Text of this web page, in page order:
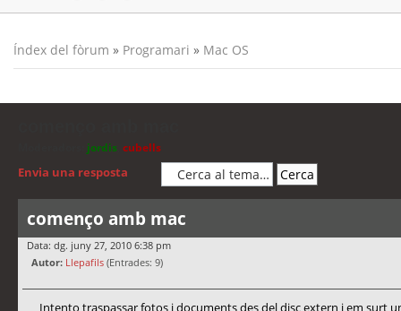
Índex del fòrum » Programari » Mac OS
jordis cubells
Envia una resposta
començo amb mac
Data: dg. juny 27, 2010 6:38 pm
Autor: Llepafils (Entrades: 9)
Intento traspassar fotos i documents des del disc extern i em surt